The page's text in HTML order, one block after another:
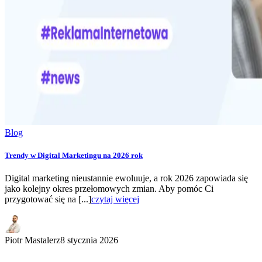
Blog
Trendy w Digital Marketingu na 2026 rok
Digital marketing nieustannie ewoluuje, a rok 2026 zapowiada się
jako kolejny okres przełomowych zmian. Aby pomóc Ci
przygotować się na [...]czytaj więcej
Piotr Mastalerz8 stycznia 2026